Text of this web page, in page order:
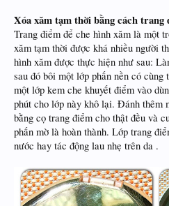
Xóa xăm tạm thời bằng cách trang
Trang điểm để che hình xăm là một
xăm tạm thời được khá nhiều người
hình xăm được thực hiện như sau:
sau đó bôi một lớp phấn nền có
một lớp kem che khuyết điểm vào
phút cho lớp này khô lại. Đánh thêm
bằng cọ trang điểm cho thật đều và
phấn mờ là hoàn thành. Lớp trang
nước hay tác động lau nhẹ trên da .